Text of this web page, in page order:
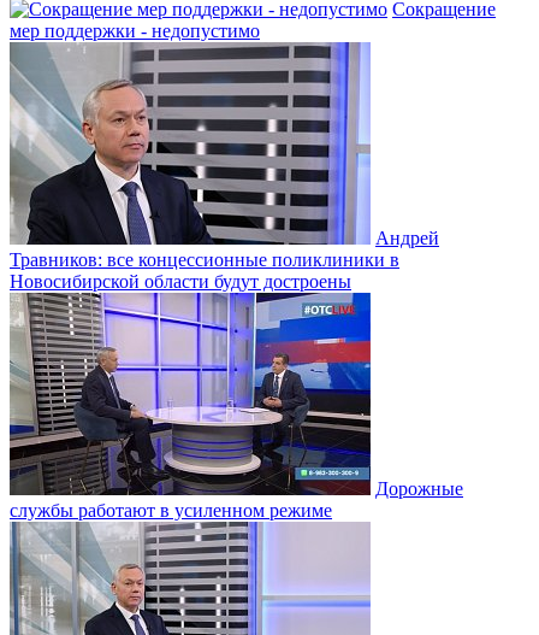
Сокращение
мер поддержки - недопустимо
Андрей
Травников: все концессионные поликлиники в
Новосибирской области будут достроены
Дорожные
службы работают в усиленном режиме